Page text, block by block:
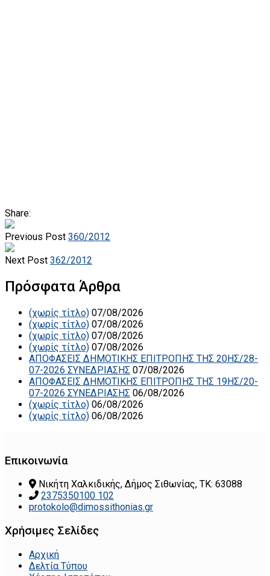
Share:
Previous Post 360/2012
Next Post 362/2012
Πρόσφατα Άρθρα
(χωρίς τίτλο) 07/08/2026
(χωρίς τίτλο) 07/08/2026
(χωρίς τίτλο) 07/08/2026
(χωρίς τίτλο) 07/08/2026
ΑΠΟΦΑΣΕΙΣ ΔΗΜΟΤΙΚΗΣ ΕΠΙΤΡΟΠΗΣ ΤΗΣ 20ΗΣ/28-
07-2026 ΣΥΝΕΔΡΙΑΣΗΣ 07/08/2026
ΑΠΟΦΑΣΕΙΣ ΔΗΜΟΤΙΚΗΣ ΕΠΙΤΡΟΠΗΣ ΤΗΣ 19ΗΣ/20-
07-2026 ΣΥΝΕΔΡΙΑΣΗΣ 06/08/2026
(χωρίς τίτλο) 06/08/2026
(χωρίς τίτλο) 06/08/2026
Επικοινωνία
Νικήτη Χαλκιδικής, Δήμος Σιθωνίας, ΤΚ: 63088
2375350100 102
protokolo@dimossithonias.gr
Χρήσιμες Σελίδες
Αρχική
Δελτία Τύπου